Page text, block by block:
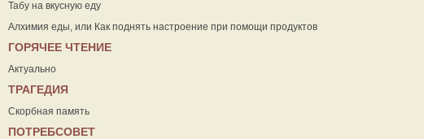
Табу на вкусную еду
Алхимия еды, или Как поднять настроение при помощи продуктов
ГОРЯЧЕЕ ЧТЕНИЕ
Актуально
ТРАГЕДИЯ
Скорбная память
ПОТРЕБСОВЕТ